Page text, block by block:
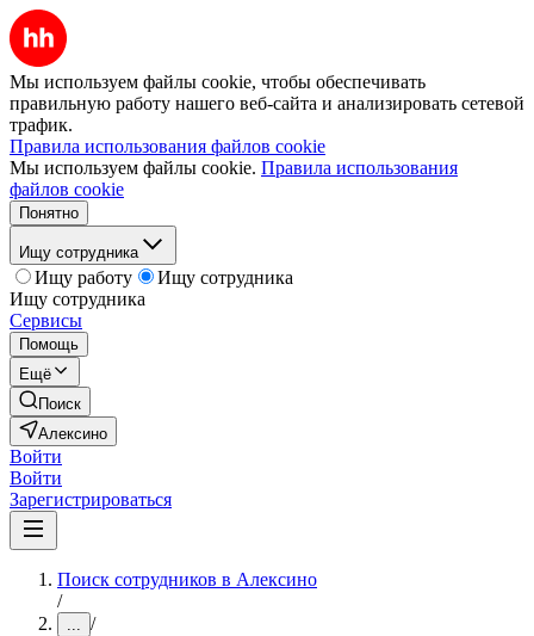
Мы используем файлы cookie, чтобы обеспечивать
правильную работу нашего веб-сайта и анализировать сетевой
трафик.
Правила использования файлов cookie
Мы используем файлы cookie. Правила использования
файлов cookie
Понятно
Ищу сотрудника
Ищу работу
Ищу сотрудника
Ищу сотрудника
Сервисы
Помощь
Ещё
Поиск
Алексино
Войти
Войти
Зарегистрироваться
Поиск сотрудников в Алексино
/
... /